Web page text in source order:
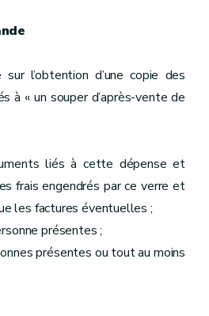
l’obtention d’une copie des
à « un souper d’après-vente de
liés à cette dépense et
frais engendrés par ce verre et
les factures éventuelles ;
présentes ;
présentes ou tout au moins